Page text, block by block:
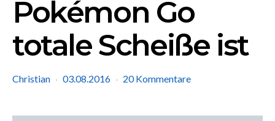
Pokémon Go
totale Scheiße ist
Christian 03.08.2016 20 Kommentare